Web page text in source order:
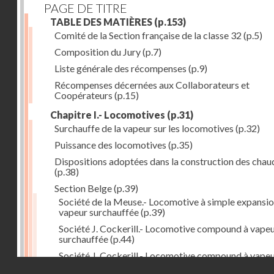
PAGE DE TITRE
TABLE DES MATIÈRES (p.153)
Comité de la Section française de la classe 32 (p.5)
Composition du Jury(p.7)
Liste générale des récompenses (p.9)
Récompenses décernées aux Collaborateurs et
Coopérateurs (p.15)
Chapitre I.- Locomotives (p.31)
Surchauffe de la vapeur sur les locomotives (p.32)
Puissance des locomotives (p.35)
Dispositions adoptées dans la construction des
(p.38)
Section Belge(p.39)
Société de la Meuse.- Locomotive à simple
vapeur surchauffée(p.39)
Société J. Cockerill.- Locomotive compound à
surchauffée(p.44)
Société J. Cockerill.- Locomotive compound à